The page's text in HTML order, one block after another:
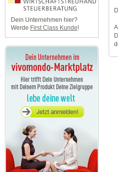
Dein Unternehmen hier?
Werde First Class Kunde!